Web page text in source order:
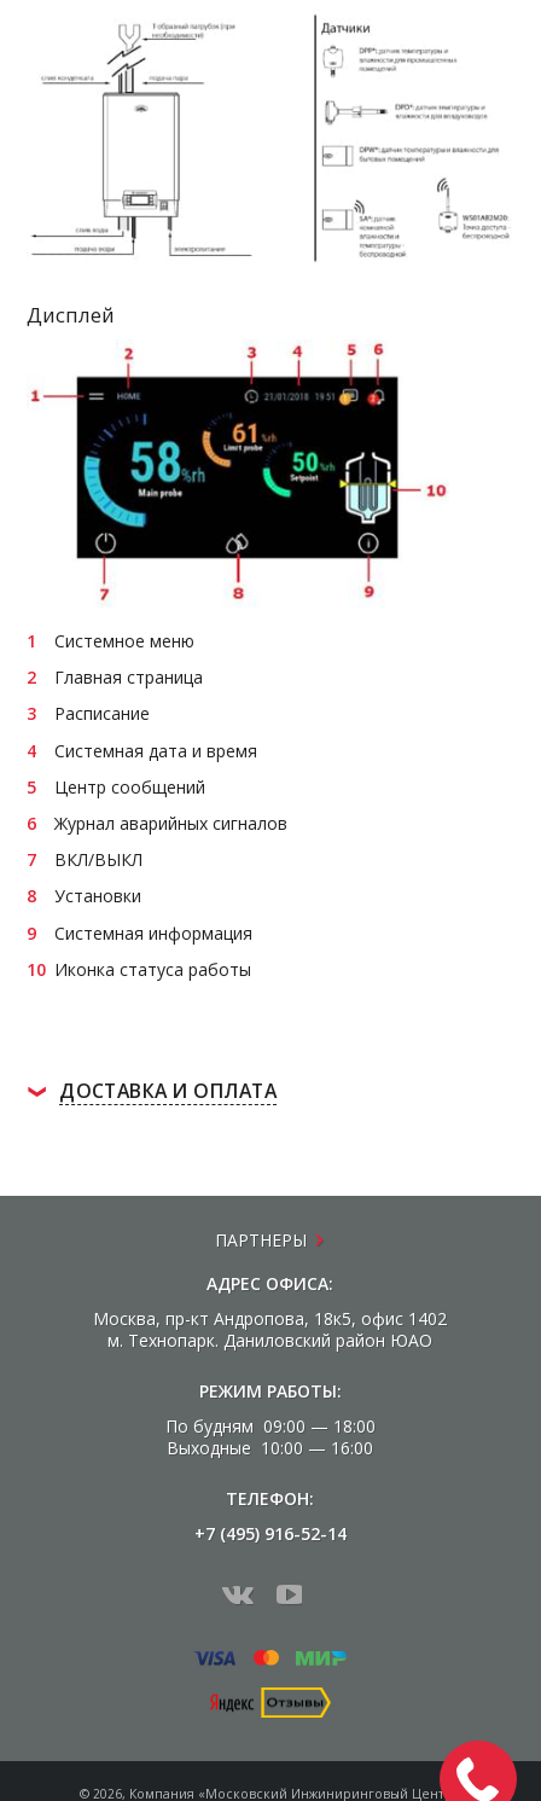
Дисплей
Системное меню
Главная страница
Расписание
Системная дата и время
Центр сообщений
Журнал аварийных сигналов
ВКЛ/ВЫКЛ
Установки
Системная информация
Иконка статуса работы
ДОСТАВКА И ОПЛАТА
ПАРТНЕРЫ
АДРЕС ОФИСА:
Москва, пр-кт Андропова, 18к5, офис 1402
м. Технопарк. Даниловский район ЮАО
РЕЖИМ РАБОТЫ:
По будням 09:00 — 18:00
Выходные 10:00 — 16:00
ТЕЛЕФОН:
+7 (495) 916-52-14
© 2026, Компания «Московский Инжиниринговый Центр»